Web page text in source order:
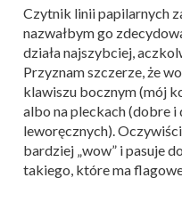
Czytnik linii papilarnych
nazwałbym go
działa najszybciej,
Przyznam szczerze, że
klawiszu bocznym (mój
albo na pleckach (dobre i
leworęcznych).
bardziej „wow” i pasuje
takiego, które ma